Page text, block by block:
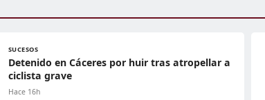
SUCESOS
Detenido en Cáceres por huir tras atropellar a
ciclista grave
Hace 16h